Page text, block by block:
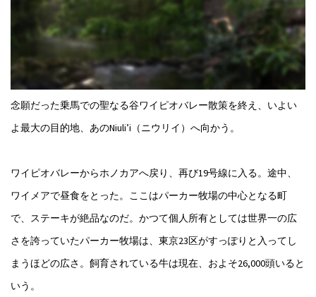
念願だった乗馬での聖なる谷ワイピオバレー散策を終え、いよい
よ最大の目的地、あのNiuli’i（ニウリイ）へ向かう。
ワイピオバレーからホノカアへ戻り、再び19号線に入る。途中、
ワイメアで昼食をとった。ここはパーカー牧場の中心となる町
で、ステーキが絶品なのだ。かつて個人所有としては世界一の広
さを誇っていたパーカー牧場は、東京23区がすっぽりと入ってし
まうほどの広さ。飼育されている牛は現在、およそ26,000頭いると
いう。